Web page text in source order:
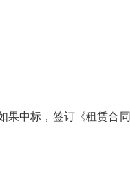
果中标，签订《租赁合